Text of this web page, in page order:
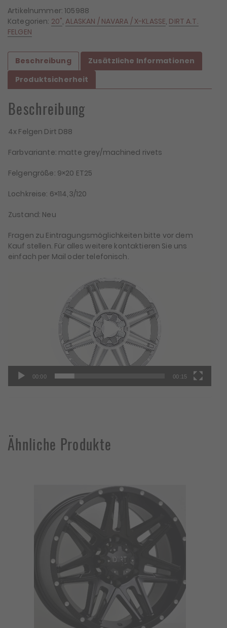
Artikelnummer:105988
Kategorien: 20",ALASKAN / NAVARA / X-KLASSE, DIRT A.T.
FELGEN
Beschreibung
Zusätzliche Informationen
Produktsicherheit
Beschreibung
4x Felgen Dirt D88
Farbvariante: matte grey/machined rivets
Felgengröße: 9×20 ET25
Lochkreise: 6×114,3/120
Zustand: Neu
Fragen zu Eintragungsmöglichkeiten bitte vor dem
Kauf stellen. Für alles weitere kontaktieren Sie uns
einfach per Mail oder telefonisch.
00:00 00:15
Ähnliche Produkte